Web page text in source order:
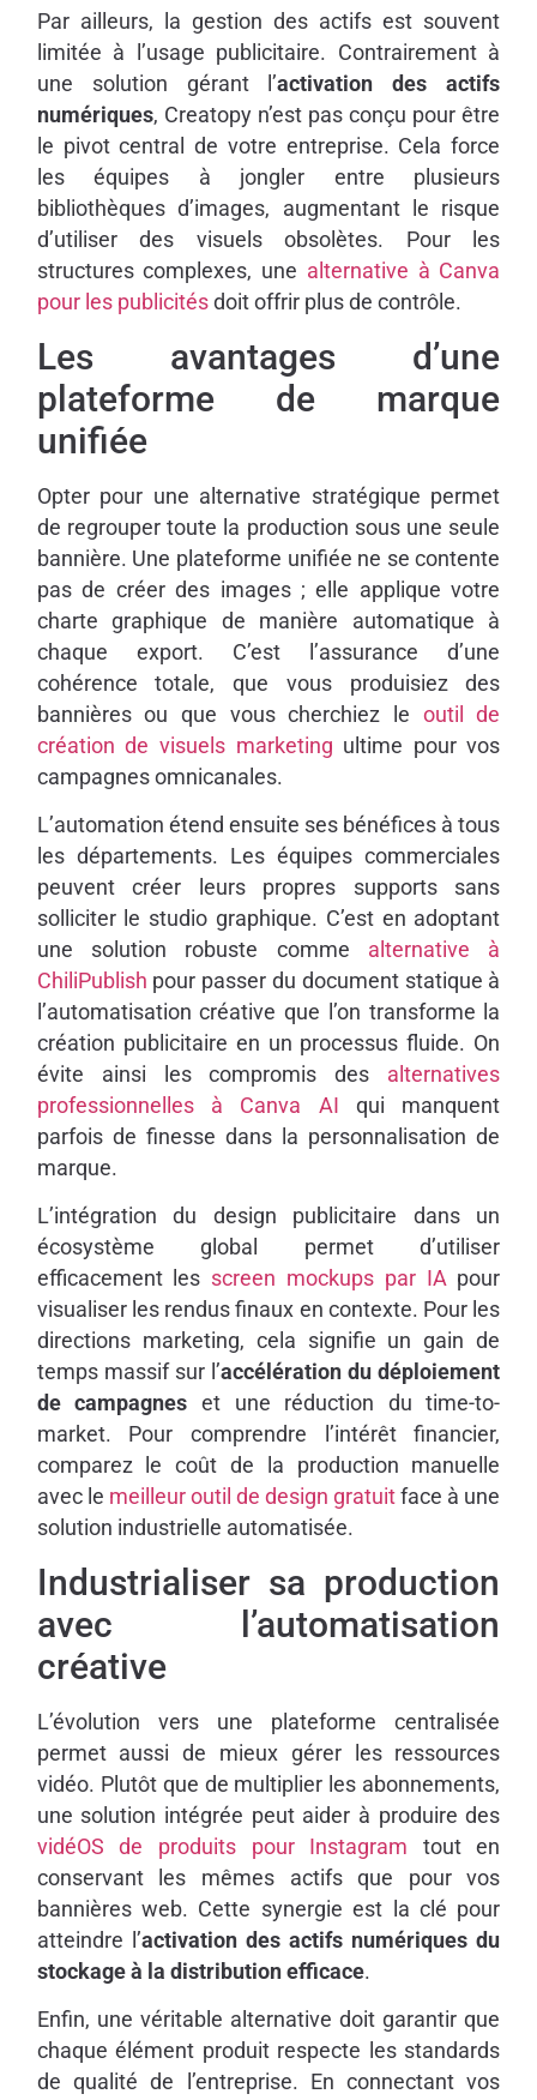
Par ailleurs, la gestion des actifs est souvent
limitée à l’usage publicitaire. Contrairement à
une solution gérant l’activation des actifs
numériques, Creatopy n’est pas conçu pour être
le pivot central de votre entreprise. Cela force
les équipes à jongler entre plusieurs
bibliothèques d’images, augmentant le risque
d’utiliser des visuels obsolètes. Pour les
structures complexes, une alternative à Canva
pour les publicitésdoit offrir plus de contrôle.
Les avantages d’une
plateforme de marque
unifiée
Opter pour une alternative stratégique permet
de regrouper toute la production sous une seule
bannière. Une plateforme unifiée ne se contente
pas de créer des images ; elle applique votre
charte graphique de manière automatique à
chaque export. C’est l’assurance d’une
cohérence totale, que vous produisiez des
bannières ou que vous cherchiez le outil de
création de visuels marketing ultime pour vos
campagnes omnicanales.
L’automation étend ensuite ses bénéfices à tous
les départements. Les équipes commerciales
peuvent créer leurs propres supports sans
solliciter le studio graphique. C’est en adoptant
une solution robuste comme alternative à
ChiliPublish pour passer du document statique à
l’automatisation créative que l’on transforme la
création publicitaire en un processus fluide. On
évite ainsi les compromis des alternatives
professionnelles à Canva AI qui manquent
parfois de finesse dans la personnalisation de
marque.
L’intégration du design publicitaire dans un
écosystème global permet d’utiliser
efficacement les screen mockups par IApour
visualiser les rendus finaux en contexte. Pour les
directions marketing, cela signifie un gain de
temps massif sur l’accélération du déploiement
de campagnes et une réduction du time-to-
market. Pour comprendre l’intérêt financier,
comparez le coût de la production manuelle
avec le meilleur outil de design gratuit face à une
solution industrielle automatisée.
Industrialiser sa production
avec l’automatisation
créative
L’évolution vers une plateforme centralisée
permet aussi de mieux gérer les ressources
vidéo. Plutôt que de multiplier les abonnements,
une solution intégrée peut aider à produire des
vidéOS de produits pour Instagram tout en
conservant les mêmes actifs que pour vos
bannières web. Cette synergie est la clé pour
atteindre l’activation des actifs numériques du
stockage à la distribution efficace.
Enfin, une véritable alternative doit garantir que
chaque élément produit respecte les standards
de qualité de l’entreprise. En connectant vos